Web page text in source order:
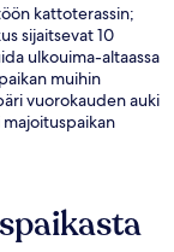
kattoterassin;
sijaitsevat 10
ulkouima-altaassa
muihin
vuorokauden auki